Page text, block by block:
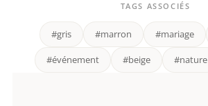
TAGS ASSOCIÉS
#gris #marron #mariage
#événement #beige #nature